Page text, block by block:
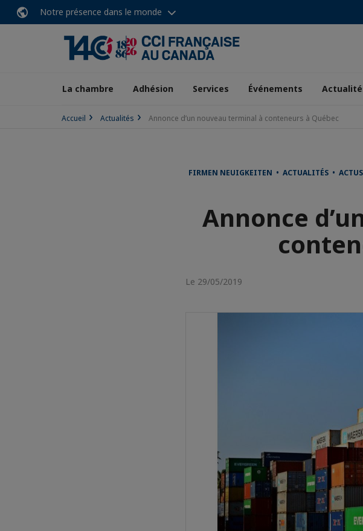
Notre présence dans le monde
La chambre Adhésion Services Événements
Accueil Actualités Annonce d’un nouveau terminal à conteneurs à Québec
FIRMEN NEUIGKEITEN • ACTUALITÉS • ACTUS
Annonce
Le 29/05/2019